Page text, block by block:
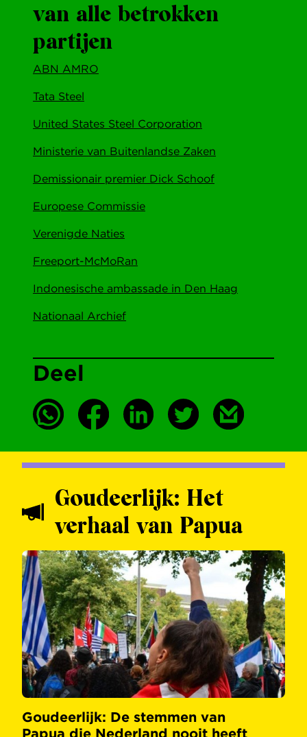
van alle betrokken
partijen
ABN AMRO
Tata Steel
United States Steel Corporation
Ministerie van Buitenlandse Zaken
Demissionair premier Dick Schoof
Europese Commissie
Verenigde Naties
Freeport-McMoRan
Indonesische ambassade in Den Haag
Nationaal Archief
Deel
Goudeerlijk: Het
verhaal van Papua
Goudeerlijk: De stemmen van
Papua die Nederland nooit heeft